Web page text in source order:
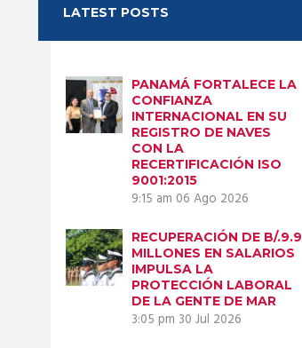
LATEST POSTS
PANAMÁ FORTALECE LA
CONFIANZA
INTERNACIONAL EN SU
REGISTRO DE NAVES
CON LA
RECERTIFICACIÓN ISO
9001:2015
9:15 am 06 Ago 2026
RECUPERACIÓN DE B/.9.9
MILLONES EN SALARIOS
IMPULSA LA
PROTECCIÓN LABORAL
DE LA GENTE DE MAR
3:05 pm 30 Jul 2026